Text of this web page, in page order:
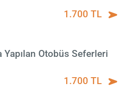
1.700 TL
Yapılan Otobüs Seferleri
1.700 TL